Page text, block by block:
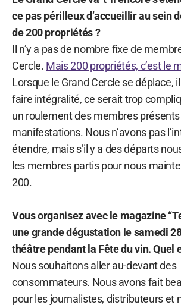
ce pas périlleux d’accueillir au sein
de 200 propriétés ?
Il n’y a pas de nombre fixe de
Cercle. Mais 200 propriétés, c’est le
Lorsque le Grand Cercle se déplace,
faire intégralité, ce serait trop
un roulement des membres
manifestations. Nous n’avons pas
étendre, mais s’il y a des départs
les membres partis pour nous
200.
Vous organisez avec le magazine
une grande dégustation le samedi
théâtre pendant la Fête du vin. Quel
Nous souhaitons aller au-devant des
consommateurs. Nous avons fait
pour les journalistes, distributeurs et